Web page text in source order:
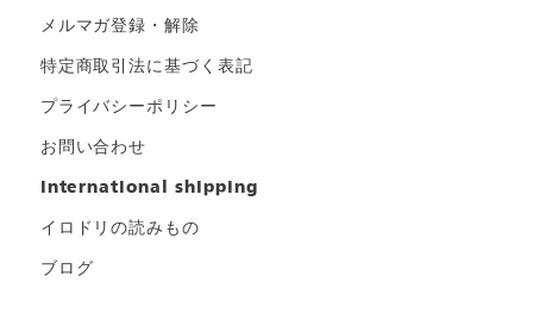
メルマガ登録・解除
特定商取引法に基づく表記
プライバシーポリシー
お問い合わせ
international shipping
イロドリの読みもの
ブログ